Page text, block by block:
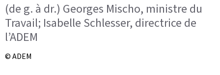
(de g. à dr.) Georges Mischo, ministre du
Travail; Isabelle Schlesser, directrice de
l’ADEM
© ADEM